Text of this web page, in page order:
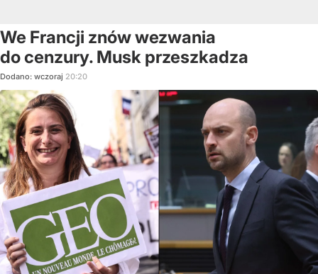
We Francji znów wezwania
do cenzury. Musk przeszkadza
Dodano: wczoraj 20:20